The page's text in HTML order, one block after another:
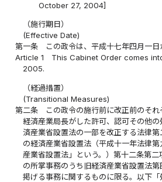
October 27, 2004]
（施行期日）
(Effective Date)
第一条
この政令は、平成十七年四月一日
Article 1
This Cabinet Order comes
2005.
（経過措置）
(Transitional Measures)
第二条
この政令の施行前に改正前のそ
経済産業局長がした許可、認可その他の
済産業省設置法の一部を改正する法律
の経済産業省設置法（平成十一年法律
産業省設置法」という。）第十二条第
の所掌事務のうち旧経済産業省設置法
掲げる事務に関するものに限る。以下「